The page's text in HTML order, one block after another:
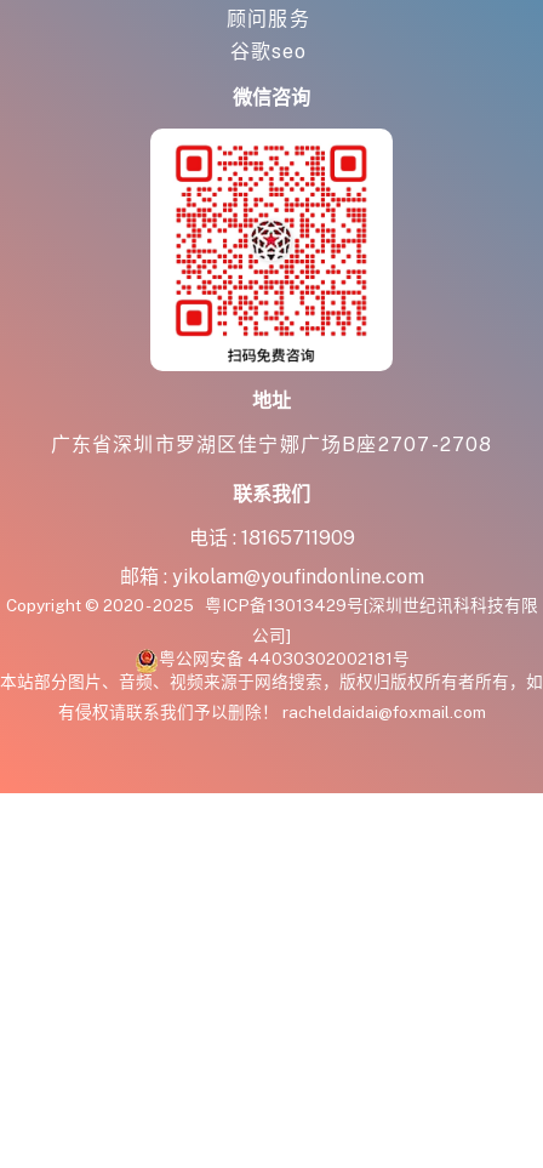
顾问服务
谷歌seo
微信咨询
地址
广东省深圳市罗湖区佳宁娜广场B座2707-2708
联系我们
电话 : 18165711909
邮箱 : yikolam@youfindonline.com
Copyright © 2020 - 2025 粤ICP备13013429号[深圳世纪讯科科技有限
公司]
粤公网安备 44030302002181号
本站部分图片、音频、视频来源于网络搜索，版权归版权所有者所有，如
有侵权请联系我们予以删除！ racheldaidai@foxmail.com